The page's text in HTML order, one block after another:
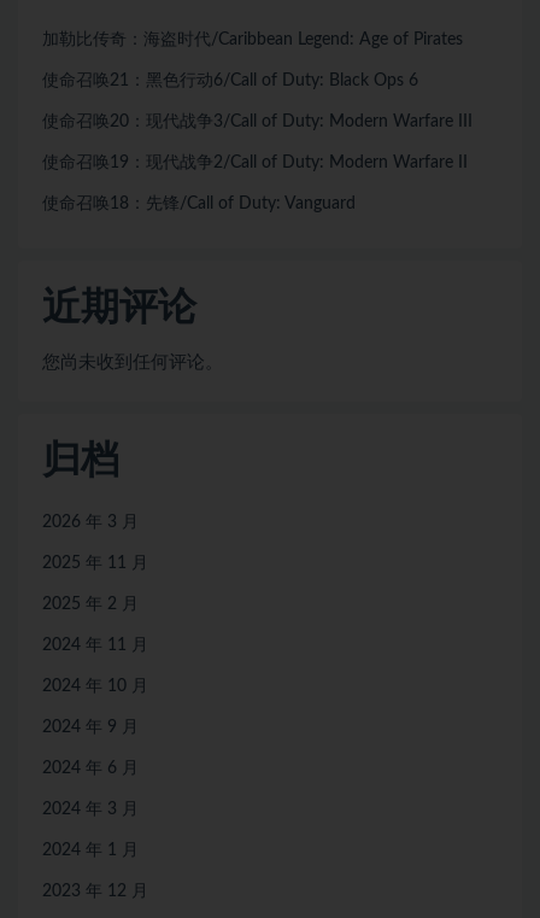
加勒比传奇：海盗时代/Caribbean Legend: Age of Pirates
使命召唤21：黑色行动6/Call of Duty: Black Ops 6
使命召唤20：现代战争3/Call of Duty: Modern Warfare III
使命召唤19：现代战争2/Call of Duty: Modern Warfare II
使命召唤18：先锋/Call of Duty: Vanguard
近期评论
您尚未收到任何评论。
归档
2026 年 3 月
2025 年 11 月
2025 年 2 月
2024 年 11 月
2024 年 10 月
2024 年 9 月
2024 年 6 月
2024 年 3 月
2024 年 1 月
2023 年 12 月